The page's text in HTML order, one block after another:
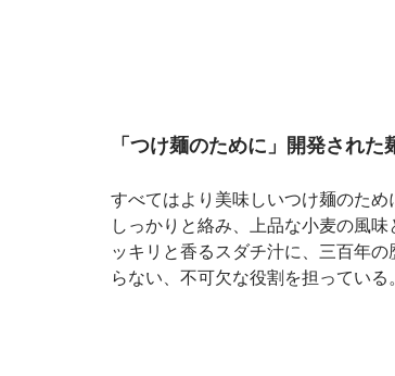
「つけ麺のために」開発され
すべてはより美味しいつけ麺のた
しっかりと絡み、上品な小麦の風
ッキリと香るスダチ汁に、三百年
らない、不可欠な役割を担っている